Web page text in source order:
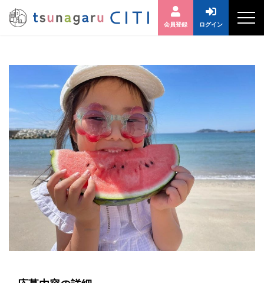
会員登録 ログイン